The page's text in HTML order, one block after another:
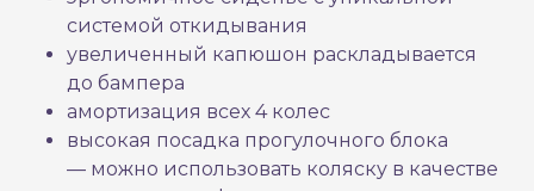
системой откидывания
увеличенный капюшон раскладывается
до бампера
амортизация всех 4 колес
высокая посадка прогулочного блока
— можно использовать коляску в качестве